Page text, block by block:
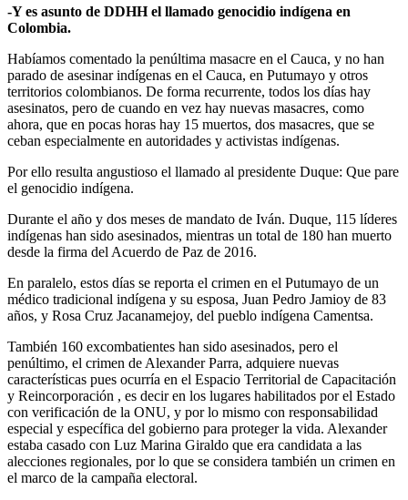
-Y es asunto de DDHH el llamado genocidio indígena en
Colombia.
Habíamos comentado la penúltima masacre en el Cauca, y no han
parado de asesinar indígenas en el Cauca, en Putumayo y otros
territorios colombianos. De forma recurrente, todos los días hay
asesinatos, pero de cuando en vez hay nuevas masacres, como
ahora, que en pocas horas hay 15 muertos, dos masacres, que se
ceban especialmente en autoridades y activistas indígenas.
Por ello resulta angustioso el llamado al presidente Duque: Que pare
el genocidio indígena.
Durante el año y dos meses de mandato de Iván. Duque, 115 líderes
indígenas han sido asesinados, mientras un total de 180 han muerto
desde la firma del Acuerdo de Paz de 2016.
En paralelo, estos días se reporta el crimen en el Putumayo de un
médico tradicional indígena y su esposa, Juan Pedro Jamioy de 83
años, y Rosa Cruz Jacanamejoy, del pueblo indígena Camentsa.
También 160 excombatientes han sido asesinados, pero el
penúltimo, el crimen de Alexander Parra, adquiere nuevas
características pues ocurría en el Espacio Territorial de Capacitación
y Reincorporación , es decir en los lugares habilitados por el Estado
con verificación de la ONU, y por lo mismo con responsabilidad
especial y específica del gobierno para proteger la vida. Alexander
estaba casado con Luz Marina Giraldo que era candidata a las
alecciones regionales, por lo que se considera también un crimen en
el marco de la campaña electoral.